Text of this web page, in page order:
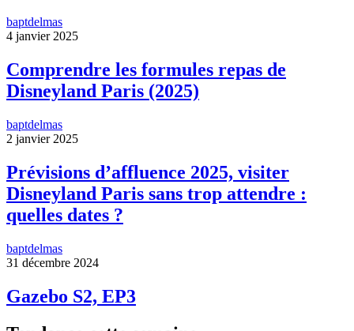
baptdelmas
4 janvier 2025
Comprendre les formules repas de
Disneyland Paris (2025)
baptdelmas
2 janvier 2025
Prévisions d’affluence 2025, visiter
Disneyland Paris sans trop attendre :
quelles dates ?
baptdelmas
31 décembre 2024
Gazebo S2, EP3